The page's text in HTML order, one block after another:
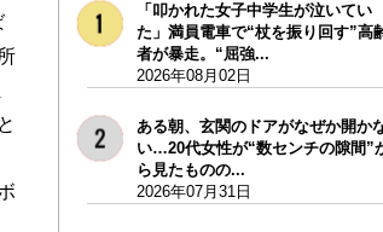
「叩かれた女子中学生が泣いてい
た」満員電車で“杖を振り回す”高
者が暴走。“屈強...
2026年08月02日
ある朝、玄関のドアがなぜか開か
い…20代女性が“数センチの隙間”
ら見たものの...
2026年07月31日